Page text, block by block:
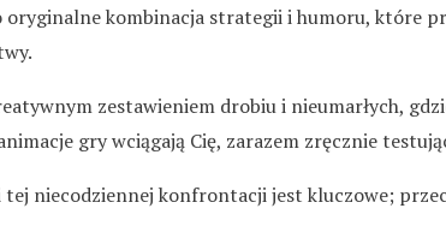
oryginalne kombinacja strategii i humoru, które
zestawieniem drobiu i nieumarłych,
gry wciągają Cię, zarazem zręcznie
tej niecodziennej konfrontacji jest kluczowe;